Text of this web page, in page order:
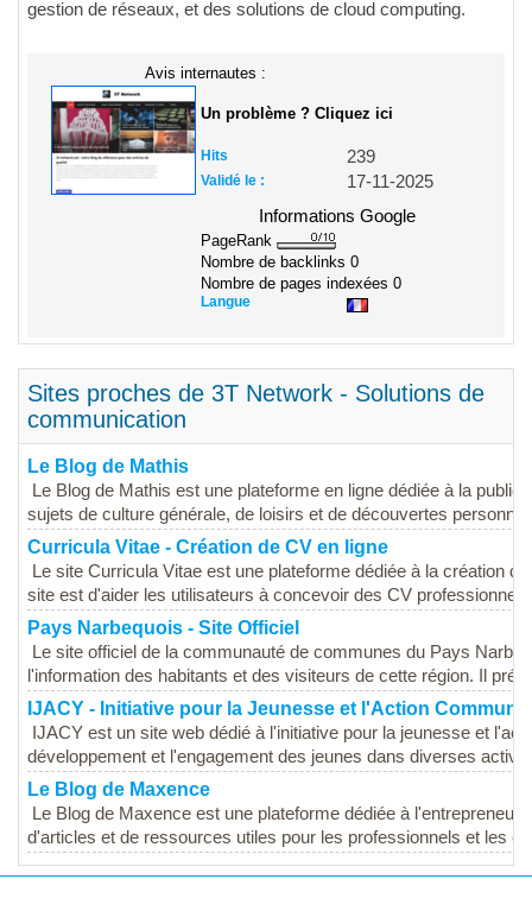
gestion de réseaux, et des solutions de cloud computing.
Avis internautes :
Un problème ? Cliquez ici
Hits 239
Validé le :
17-11-2025
Informations Google
PageRank
Nombre de backlinks 0
Nombre de pages indexées 0
Langue
Sites proches de 3T Network - Solutions de
communication
Le Blog de Mathis
Le Blog de Mathis est une plateforme en ligne dédiée à la
sujets de culture générale, de loisirs et de découvertes
Curricula Vitae - Création de CV en ligne
Le site Curricula Vitae est une plateforme dédiée à la création
site est d'aider les utilisateurs à concevoir des CV
Pays Narbequois - Site Officiel
Le site officiel de la communauté de communes du Pays
l'information des habitants et des visiteurs de cette région. Il
IJACY - Initiative pour la Jeunesse et l'Action
IJACY est un site web dédié à l'initiative pour la jeunesse et
développement et l'engagement des jeunes dans diverses
Le Blog de Maxence
Le Blog de Maxence est une plateforme dédiée à
d'articles et de ressources utiles pour les professionnels et les